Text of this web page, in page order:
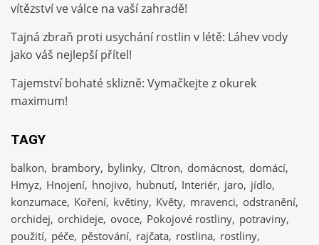
vítězství ve válce na vaší zahradě!
Tajná zbraň proti usychání rostlin v létě: Láhev vody
jako váš nejlepší přítel!
Tajemství bohaté sklizně: Vymačkejte z okurek
maximum!
TAGY
balkon brambory bylinky CItron domácnost domácí
Hmyz Hnojení hnojivo hubnutí Interiér jaro jídlo
konzumace Koření květiny Květy mravenci odstranění
orchidej orchideje ovoce Pokojové rostliny potraviny
použití péče pěstování rajčata rostlina rostliny